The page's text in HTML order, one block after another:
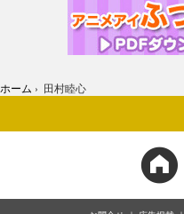
ホーム › 田村睦心